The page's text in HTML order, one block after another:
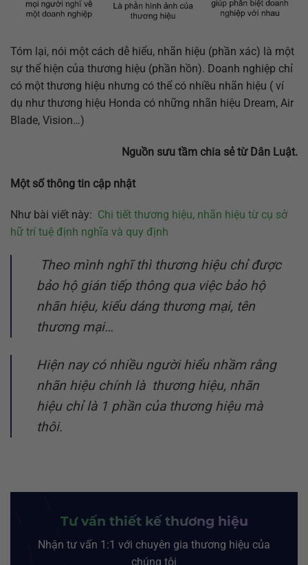
Tóm lại, nói một cách dễ hiểu, nhãn hiệu (phần xác) là một
sự thể hiện của thương hiệu (phần hồn). Doanh nghiệp chỉ
có một thương hiệu nhưng có thể có nhiều nhãn hiệu ( ví
dụ như thương hiệu Honda có những nhãn hiệu Dream, Air
Blade, Vision…)
Nguồn sưu tầm chia sẻ từ Dân Luật.
Một số thông tin cập nhật
Như bài viết này: Chi tiết thương hiệu, nhãn hiệu từ cụ sở
hữ trí tuệ định nghĩa và quy định
Theo mình nghĩ thì thương hiệu chỉ được
bảo hộ gián tiếp thông qua việc bảo hộ
nhãn hiệu, kiểu dáng thương mại, tên
thương mại…
Hiện nay có nhiều người hiểu nhầm rằng
nhãn hiệu chính là thương hiệu, nhãn
hiệu chỉ là 1 phần của thương hiệu mà
thôi.
Tư vấn thiết kế thương hiệu
Nhận tư vấn 1:1 với chuyên gia thương hiệu của
chúng tôi